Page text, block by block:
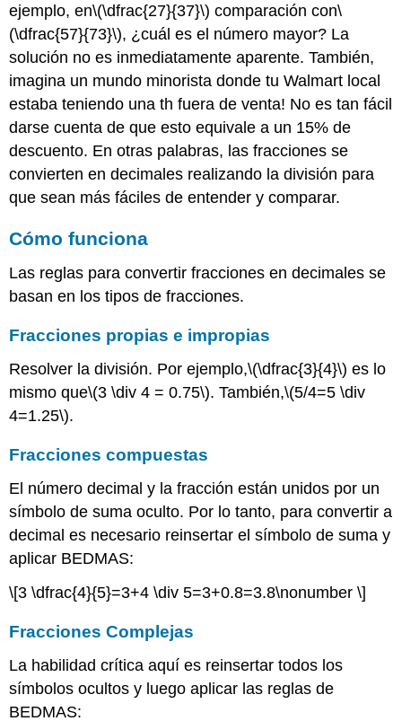
ejemplo, en\(\dfrac{27}{37}\) comparación con\
(\dfrac{57}{73}\), ¿cuál es el número mayor? La
solución no es inmediatamente aparente. También,
imagina un mundo minorista donde tu Walmart local
estaba teniendo una th fuera de venta! No es tan fácil
darse cuenta de que esto equivale a un 15% de
descuento. En otras palabras, las fracciones se
convierten en decimales realizando la división para
que sean más fáciles de entender y comparar.
Cómo funciona
Las reglas para convertir fracciones en decimales se
basan en los tipos de fracciones.
Fracciones propias e impropias
Resolver la división. Por ejemplo,\(\dfrac{3}{4}\) es lo
mismo que\(3 \div 4 = 0.75\). También,\(5/4=5 \div
4=1.25\).
Fracciones compuestas
El número decimal y la fracción están unidos por un
símbolo de suma oculto. Por lo tanto, para convertir a
decimal es necesario reinsertar el símbolo de suma y
aplicar BEDMAS:
\[3 \dfrac{4}{5}=3+4 \div 5=3+0.8=3.8\nonumber \]
Fracciones Complejas
La habilidad crítica aquí es reinsertar todos los
símbolos ocultos y luego aplicar las reglas de
BEDMAS: